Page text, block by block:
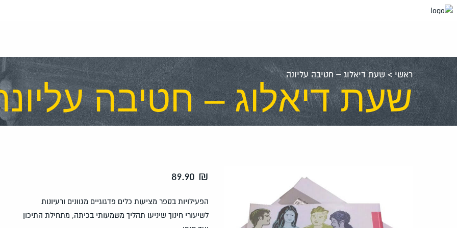
עבור
ראשי>שעת דיאלוג – חטיבה עליונה
שעת דיאלוג – חטיבה
89.90 ₪
הפעילויות בספר מציעות כלים פדגוגיים מגוונים ורעיונות
לשיעורי חינוך שיניעו תהליך משמעותי בכיתה, מתחילת התיכון